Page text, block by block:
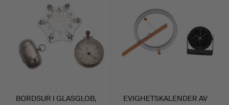
BORDSUR I GLASGLOB,
EVIGHETSKALENDER AV